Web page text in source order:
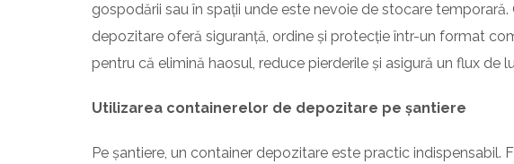
gospodării sau în spații unde este nevoie de stocare
depozitare oferă siguranță, ordine și protecție într-un format
pentru că elimină haosul, reduce pierderile și asigură un flux de
Utilizarea containerelor de depozitare pe șantiere
Pe șantiere, un container depozitare este practic